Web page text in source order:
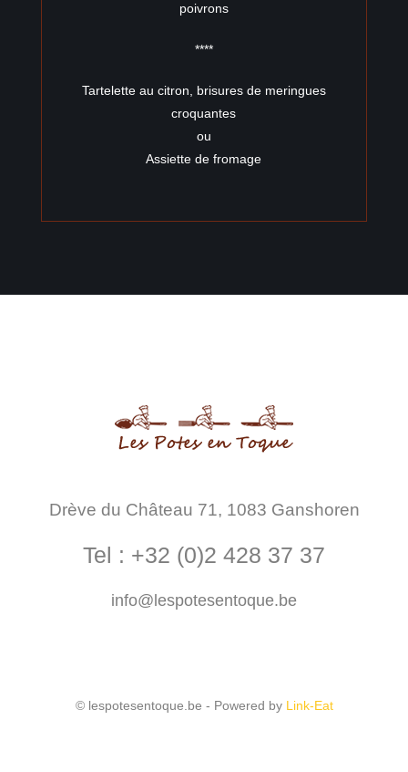
poivrons
****
Tartelette au citron, brisures de meringues
croquantes
ou
Assiette de fromage
Drève du Château 71, 1083 Ganshoren
Tel : +32 (0)2 428 37 37
info@lespotesentoque.be
© lespotesentoque.be - Powered by Link-Eat